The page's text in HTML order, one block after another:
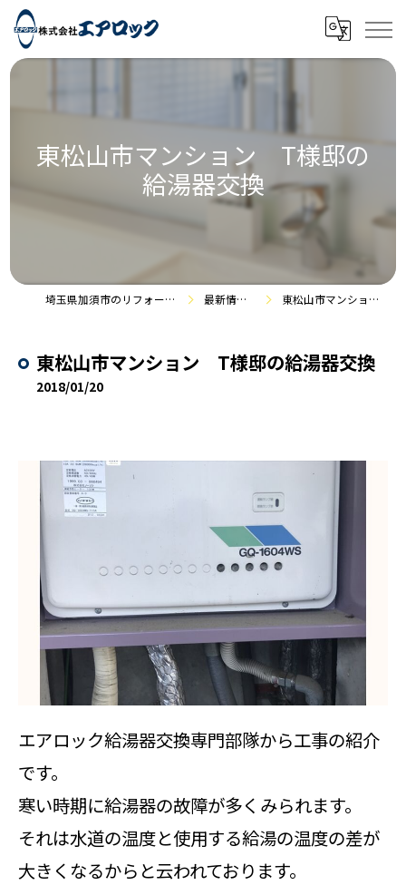
東松山市マンション T様邸の
給湯器交換
埼玉県加須市のリフォームなら株式会社エアロック 最新情報・施工事例 東松山市マンション T様邸の給湯器交換
東松山市マンション T様邸の給湯器交換
2018/01/20
エアロック給湯器交換専門部隊から工事の紹介
です。
寒い時期に給湯器の故障が多くみられます。
それは水道の温度と使用する給湯の温度の差が
大きくなるからと云われております。